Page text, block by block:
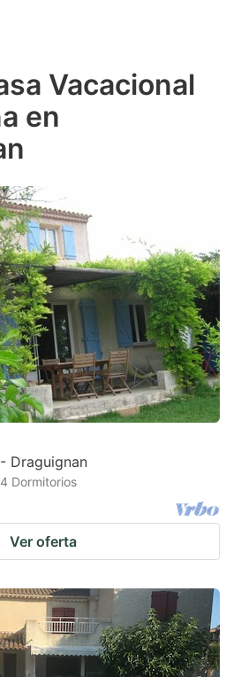
Vacacional
en
Draguignan
Dormitorios
Ver oferta